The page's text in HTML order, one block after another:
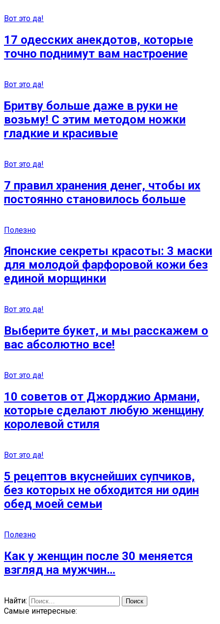
Вот это да!
17 одесских анекдотов, которые
точно поднимут вам настроение
Вот это да!
Бритву больше даже в руки не
возьму! С этим методом ножки
гладкие и красивые
Вот это да!
7 правил хранения денег, чтобы их
постоянно становилось больше
Полезно
Японские секреты красоты: 3 маски
для молодой фарфоровой кожи без
единой морщинки
Вот это да!
Выберите букет, и мы расскажем о
вас абсолютно все!
Вот это да!
10 советов от Джорджио Армани,
которые сделают любую женщину
королевой стиля
Вот это да!
5 рецептов вкуснейших супчиков,
без которых не обходится ни один
обед моей семьи
Полезно
Как у женщин после 30 меняется
взгляд на мужчин…
Найти:
Самые интересные: